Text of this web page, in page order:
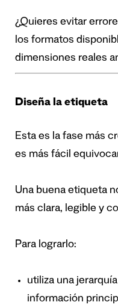
¿Quieres evitar
los formatos
dimensiones reales
Diseña la etiqueta
Esta es la fase más
es más fácil
Una buena etiqueta
más clara, legible y
Para lograrlo:
utiliza una
información